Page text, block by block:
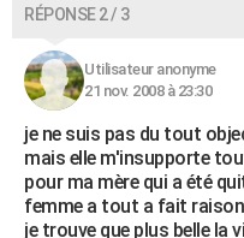
RÉPONSE 2 / 3
Utilisateur anonyme
21 nov. 2008 à 23:30
je ne suis pas du tout
mais elle m'insupporte
pour ma mère qui a été
femme a tout a fait
je trouve que plus belle la